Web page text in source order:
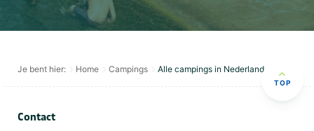
Je bent hier: Home Campings Alle campings in Nederland
TOP
Contact